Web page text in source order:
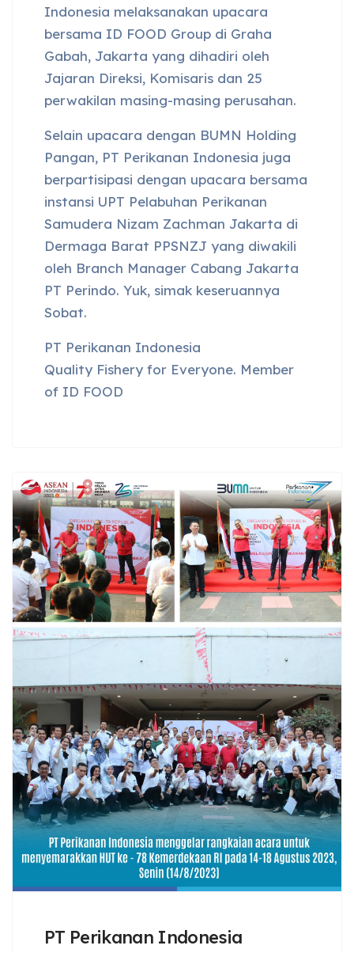
Indonesia melaksanakan upacara
bersama ID FOOD Group di Graha
Gabah, Jakarta yang dihadiri oleh
Jajaran Direksi, Komisaris dan 25
perwakilan masing-masing perusahan.
Selain upacara dengan BUMN Holding
Pangan, PT Perikanan Indonesia juga
berpartisipasi dengan upacara bersama
instansi UPT Pelabuhan Perikanan
Samudera Nizam Zachman Jakarta di
Dermaga Barat PPSNZJ yang diwakili
oleh Branch Manager Cabang Jakarta
PT Perindo. Yuk, simak keseruannya
Sobat.
PT Perikanan Indonesia
Quality Fishery for Everyone. Member
of ID FOOD
PT Perikanan Indonesia